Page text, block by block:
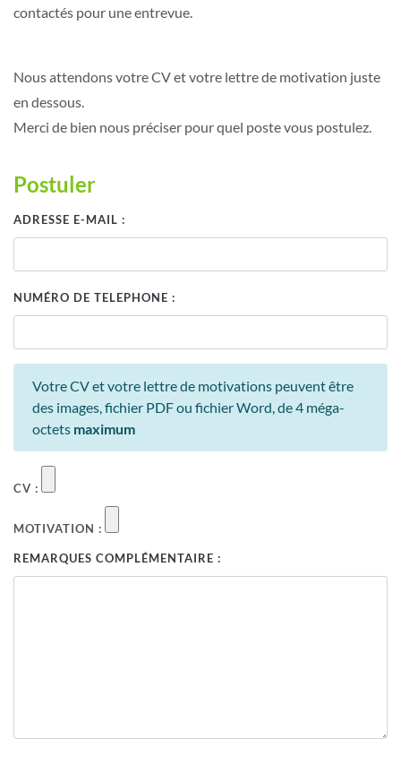
contactés pour une entrevue.
Nous attendons votre CV et votre lettre de motivation juste
en dessous.
Merci de bien nous préciser pour quel poste vous postulez.
Postuler
ADRESSE E-MAIL :
NUMÉRO DE TELEPHONE :
Votre CV et votre lettre de motivations peuvent être
des images, fichier PDF ou fichier Word, de 4 méga-
octets maximum
CV :
MOTIVATION :
REMARQUES COMPLÉMENTAIRE :